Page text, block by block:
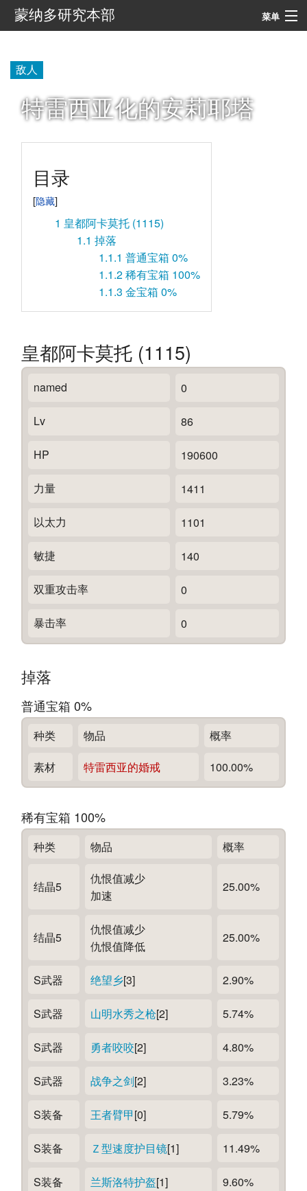
蒙纳多研究本部 菜单
敌人
特雷西亚化的安莉耶塔
目录
1 皇都阿卡莫托 (1115)
1.1 掉落
1.1.1 普通宝箱 0%
1.1.2稀有宝箱 100%
1.1.3 金宝箱 0%
皇都阿卡莫托 (1115)
named 0
Lv 86
HP 190600
力量 1411
以太力 1101
敏捷 140
双重攻击率 0
暴击率 0
掉落
普通宝箱 0%
种类 物品
概率
素材
特雷西亚的婚戒 100.00%
稀有宝箱 100%
种类 物品 概率
结晶5
仇恨值减少
加速
25.00%
结晶5
仇恨值减少
仇恨值降低
25.00%
S武器 绝望乡[3] 2.90%
S武器 山明水秀之枪[2] 5.74%
S武器 勇者咬咬[2] 4.80%
S武器 战争之剑[2] 3.23%
S装备 王者臂甲[0] 5.79%
S装备 Ｚ型速度护目镜[1] 11.49%
S装备 兰斯洛特护盔[1] 9.60%